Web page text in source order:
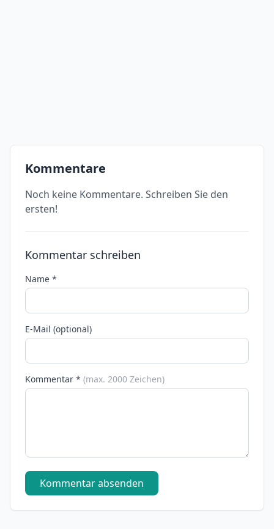
Kommentare
Noch keine Kommentare. Schreiben Sie den
ersten!
Kommentar schreiben
Name *
E-Mail (optional)
Kommentar * (max. 2000 Zeichen)
Kommentar absenden